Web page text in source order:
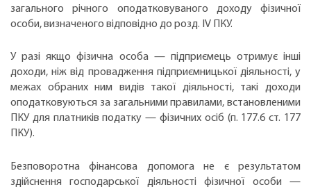
загального річного оподатковуваного доходу фізичної
особи, визначеного відповідно до розд. IV ПКУ.
У разі якщо фізична особа — підприємець отримує інші
доходи, ніж від провадження підприємницької діяльності, у
межах обраних ним видів такої діяльності, такі доходи
оподатковуються за загальними правилами, встановленими
ПКУ для платників податку — фізичних осіб (п. 177.6 ст. 177
ПКУ).
Безповоротна фінансова допомога не є результатом
здійснення господарської діяльності фізичної особи —